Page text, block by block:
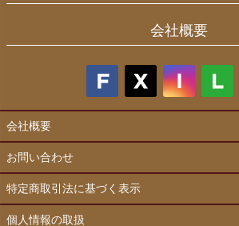
会社概要
会社概要
お問い合わせ
特定商取引法に基づく表示
個人情報の取扱